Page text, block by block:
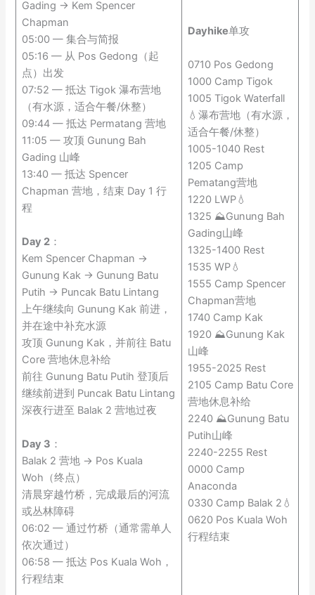
Gading → Kem Spencer
Chapman
05:00 — 集合与简报
05:16 — 从 Pos Gedong（起
点）出发
07:52 — 抵达 Tigok 瀑布营地
（有水源，适合午餐/休整）
09:44 — 抵达 Permatang 营地
11:05 — 攻顶 Gunung Bah
Gading 山峰
13:40 — 抵达 Spencer
Chapman 营地，结束 Day 1 行
程
Day 2：
Kem Spencer Chapman →
Gunung Kak → Gunung Batu
Putih → Puncak Batu Lintang
上午继续向 Gunung Kak 前进，
并在途中补充水源
攻顶 Gunung Kak，并前往 Batu
Core 营地休息补给
前往 Gunung Batu Putih 登顶后
继续前进到 Puncak Batu Lintang
深夜行进至 Balak 2 营地过夜
Day 3 ：
Balak 2 营地 → Pos Kuala
Woh（终点）
清晨穿越竹桥，完成最后的河流
或丛林障碍
06:02 — 通过竹桥（通常需单人
依次通过）
06:58 — 抵达 Pos Kuala Woh，
行程结束
Dayhike单攻
0710 Pos Gedong
1000 Camp Tigok
1005 Tigok Waterfall
💧瀑布营地（有水源，
适合午餐/休整）
1005-1040 Rest
1205 Camp
Pematang营地
1220 LWP💧
1325 ⛰️Gunung Bah
Gading山峰
1325-1400 Rest
1535 WP💧
1555 Camp Spencer
Chapman营地
1740 Camp Kak
1920 ⛰️Gunung Kak
山峰
1955-2025 Rest
2105 Camp Batu Core
营地休息补给
2240 ⛰️Gunung Batu
Putih山峰
2240-2255 Rest
0000 Camp
Anaconda
0330 Camp Balak 2💧
0620 Pos Kuala Woh
行程结束